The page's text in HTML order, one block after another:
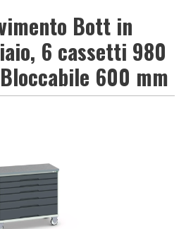
Bott in
6 cassetti 980
600 mm